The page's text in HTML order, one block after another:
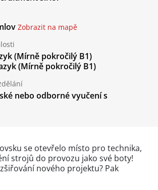
Zobrazit na mapě
(Mírně pokročilý B1)
(Mírně pokročilý B1)
nebo odborné vyučení s
se otevřelo místo pro technika,
strojů do provozu jako své boty!
nového projektu? Pak